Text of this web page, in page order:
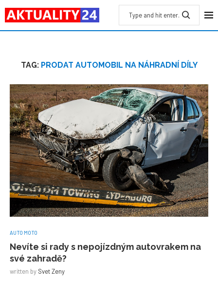
TAG: PRODAT AUTOMOBIL NA NÁHRADNÍ DÍLY
AUTO MOTO
Nevíte si rady s nepojízdným autovrakem na
své zahradě?
written by Svet Zeny